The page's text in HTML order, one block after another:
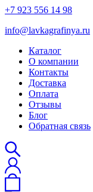
+7 923 556 14 98
info@lavkagrafinya.ru
Каталог
О компании
Контакты
Доставка
Оплата
Отзывы
Блог
Обратная связь